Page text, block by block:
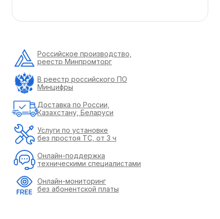
Российское производство,
реестр Минпромторг
В реестр российского ПО
Минцифры
Доставка по России,
Казахстану, Беларуси
Услуги по установке
без простоя ТС, от 3 ч
Онлайн-поддержка
техническими специалистами
Онлайн-мониторинг
без абонентской платы